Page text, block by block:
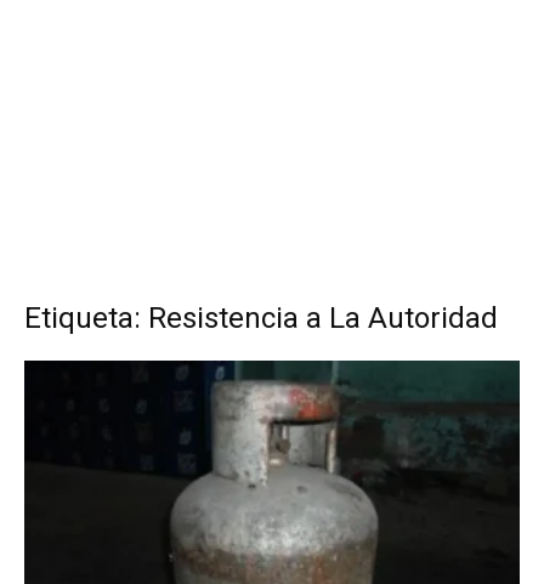
Etiqueta: Resistencia a La Autoridad